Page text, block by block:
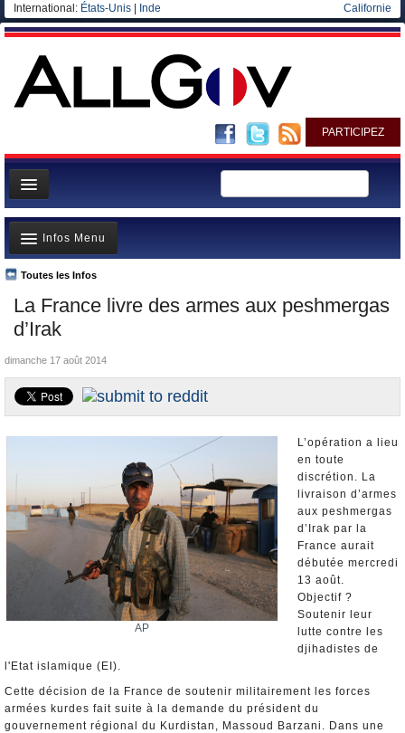
International: États-Unis Inde Californie
PARTICIPEZ
Page d'accueil
Infos
Gouvernement
Ministères/Directions
Blog
Elections européennes
La France livre des armes aux peshmergas
d’Irak
Toutes les Infos
Infos Menu
A la Une
Polémiques
La France et le Monde
Nominations et Démissions
Elections européennes
dimanche 17 août 2014
AP
L’opération a lieu
en toute
discrétion. La
livraison d’armes
aux peshmergas
d’Irak par la
France aurait
débutée mercredi
13 août.
Objectif ?
Soutenir leur
lutte contre les
djihadistes de
l'Etat islamique (EI).
Cette décision de la France de soutenir militairement les forces
armées kurdes fait suite à la demande du président du
gouvernement régional du Kurdistan, Massoud Barzani. Dans une